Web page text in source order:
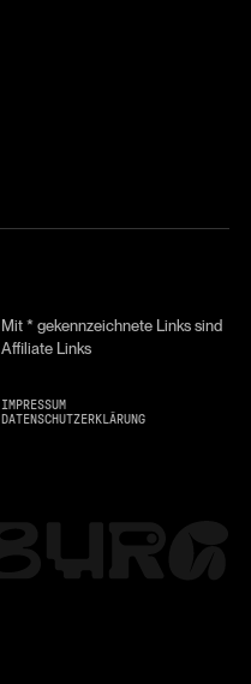
Mit * gekennzeichnete Links sind
Affiliate Links
IMPRESSUM
DATENSCHUTZERKLÄRUNG